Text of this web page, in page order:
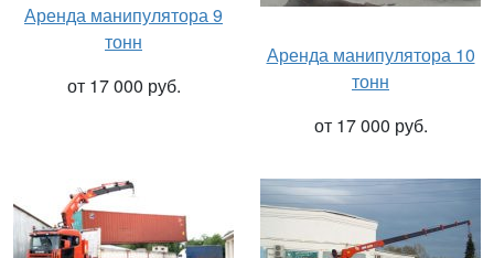
Аренда манипулятора 9
тонн
от 17 000 руб.
Аренда манипулятора 10
тонн
от 17 000 руб.